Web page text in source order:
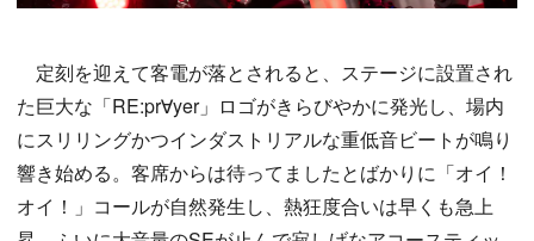
定刻を迎えて客電が落とされると、ステージに設置され
た巨大な「RE:pr∀yer」ロゴがきらびやかに発光し、場内
にスリリングかつインダストリアルな重低音ビートが鳴り
響き始める。客席からは待ってましたとばかりに「オイ！
オイ！」コールが自然発生し、熱狂度合いは早くも急上